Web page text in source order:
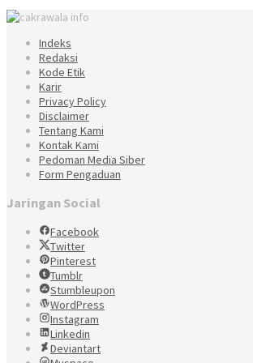
Indeks
Redaksi
Kode Etik
Karir
Privacy Policy
Disclaimer
Tentang Kami
Kontak Kami
Pedoman Media Siber
Form Pengaduan
Jaringan Social
Facebook
Twitter
Pinterest
Tumblr
Stumbleupon
WordPress
Instagram
Linkedin
Deviantart